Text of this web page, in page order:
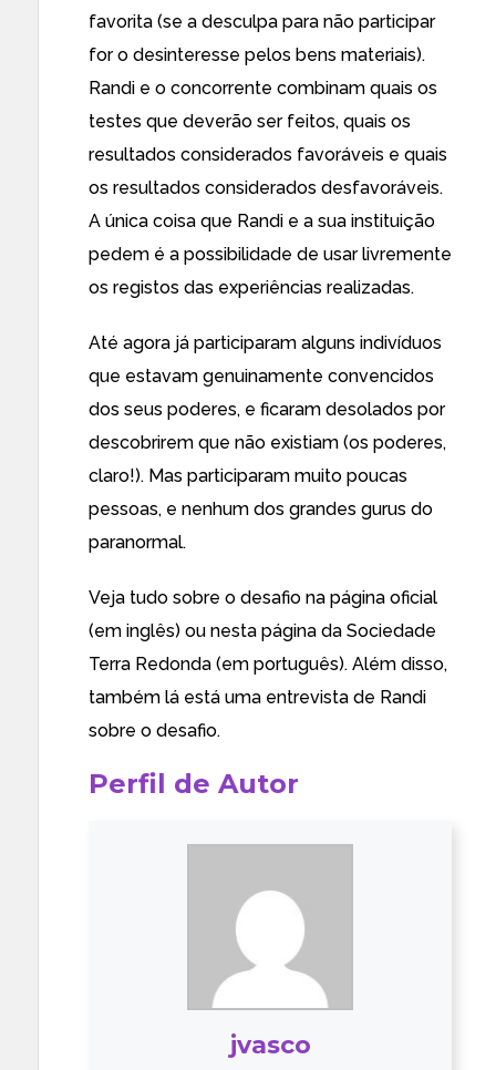
favorita (se a desculpa para não participar
for o desinteresse pelos bens materiais).
Randi e o concorrente combinam quais os
testes que deverão ser feitos, quais os
resultados considerados favoráveis e quais
os resultados considerados desfavoráveis.
A única coisa que Randi e a sua instituição
pedem é a possibilidade de usar livremente
os registos das experiências realizadas.
Até agora já participaram alguns indivíduos
que estavam genuinamente convencidos
dos seus poderes, e ficaram desolados por
descobrirem que não existiam (os poderes,
claro!). Mas participaram muito poucas
pessoas, e nenhum dos grandes gurus do
paranormal.
Veja tudo sobre o desafio na página oficial
(em inglês) ou nesta página da Sociedade
Terra Redonda (em português). Além disso,
também lá está uma entrevista de Randi
sobre o desafio.
Perfil de Autor
jvasco